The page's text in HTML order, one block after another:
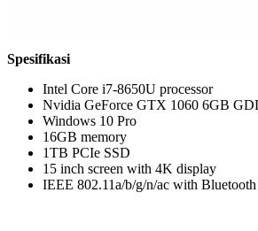
Spesifikasi
Intel Core i7-8650U processor
Nvidia GeForce GTX 1060 6GB
Windows 10 Pro
16GB memory
1TB PCIe SSD
15 inch screen with 4K display
IEEE 802.11a/b/g/n/ac with Bluetooth